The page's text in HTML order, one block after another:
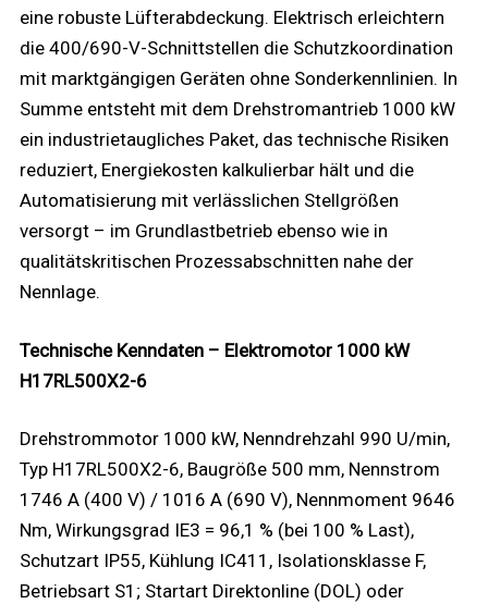
eine robuste Lüfterabdeckung. Elektrisch erleichtern
die 400/690-V-Schnittstellen die Schutzkoordination
mit marktgängigen Geräten ohne Sonderkennlinien. In
Summe entsteht mit dem Drehstromantrieb 1000 kW
ein industrietaugliches Paket, das technische Risiken
reduziert, Energiekosten kalkulierbar hält und die
Automatisierung mit verlässlichen Stellgrößen
versorgt – im Grundlastbetrieb ebenso wie in
qualitätskritischen Prozessabschnitten nahe der
Nennlage.
Technische Kenndaten – Elektromotor 1000 kW
H17RL500X2-6
Drehstrommotor 1000 kW, Nenndrehzahl 990 U/min,
Typ H17RL500X2-6, Baugröße 500 mm, Nennstrom
1746 A (400 V) / 1016 A (690 V), Nennmoment 9646
Nm, Wirkungsgrad IE3 = 96,1 % (bei 100 % Last),
Schutzart IP55, Kühlung IC411, Isolationsklasse F,
Betriebsart S1; Startart Direktonline (DOL) oder